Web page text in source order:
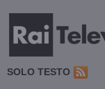
SOLO TESTO